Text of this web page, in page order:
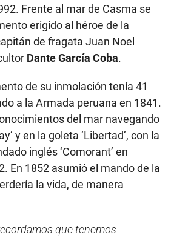
Frente al mar de Casma se
erigido al héroe de la
de fragata Juan Noel
Dante García Coba.
de su inmolación tenía 41
a la Armada peruana en 1841.
del mar navegando
y en la goleta ‘Libertad’, con la
inglés ‘Comorant’ en
En 1852 asumió el mando de la
la vida, de manera
que tenemos